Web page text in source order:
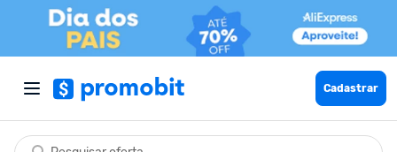
Cadastrar